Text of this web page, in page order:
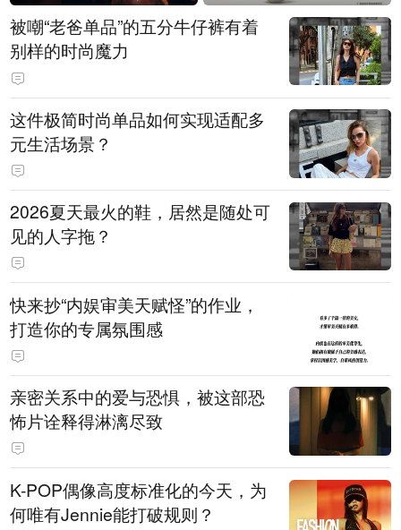
被嘲“老爸单品”的五分牛仔裤有着
别样的时尚魔力
这件极简时尚单品如何实现适配多
元生活场景？
2026夏天最火的鞋，居然是随处可
见的人字拖？
快来抄“内娱审美天赋怪”的作业，
打造你的专属氛围感
亲密关系中的爱与恐惧，被这部恐
怖片诠释得淋漓尽致
K-POP偶像高度标准化的今天，为
何唯有Jennie能打破规则？